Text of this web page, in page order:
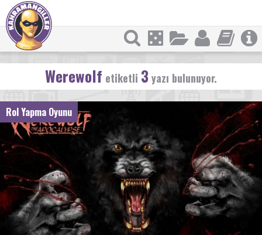
Werewolf etiketli 3yazı bulunuyor.
Rol Yapma Oyunu